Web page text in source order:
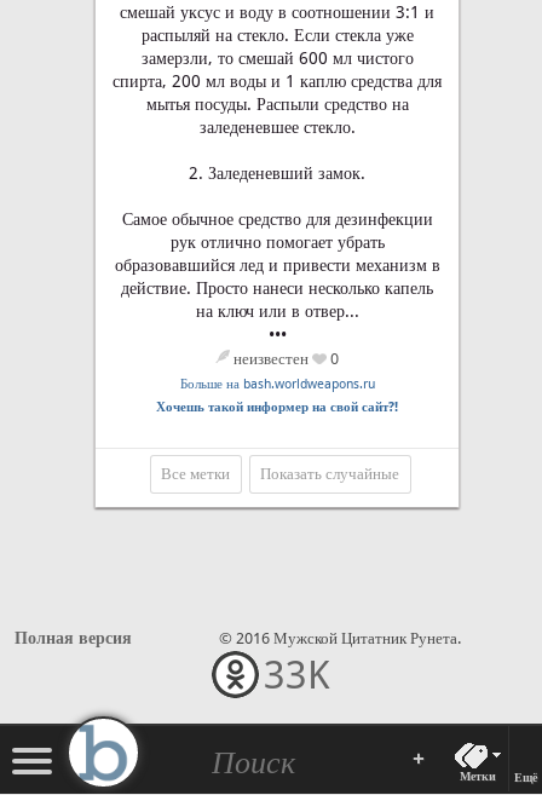
+
Метки Ещё
смешай уксус и воду в соотношении 3:1 и
распыляй на стекло. Если стекла уже
замерзли, то смешай 600 мл чистого
спирта, 200 мл воды и 1 каплю средства для
мытья посуды. Распыли средство на
заледеневшее стекло.
2. Заледеневший замок.
Самое обычное средство для дезинфекции
рук отлично помогает убрать
образовавшийся лед и привести механизм в
действие. Просто нанеси несколько капель
на ключ или в отвер...
•••
неизвестен 0
Больше на bash.worldweapons.ru
Хочешь такой информер на свой сайт?!
Все метки Показать случайные
Полная версия © 2016 Мужской Цитатник Рунета.
33K